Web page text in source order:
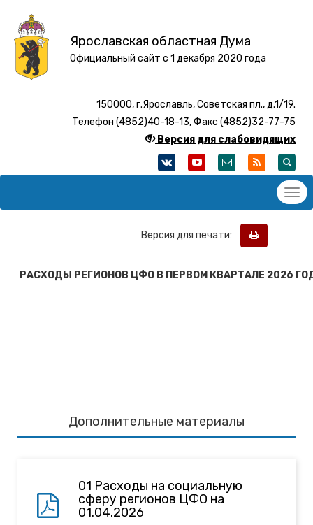
Ярославская областная Дума
Официальный сайт с 1 декабря 2020 года
150000, г.Ярославль, Советская пл., д.1/19.
Телефон (4852)40-18-13, Факс (4852)32-77-75
Версия для слабовидящих
Версия для печати:
РАСХОДЫ РЕГИОНОВ ЦФО В ПЕРВОМ КВАРТАЛЕ 2026
Дополнительные материалы
01 Расходы на социальную
сферу регионов ЦФО на
01.04.2026